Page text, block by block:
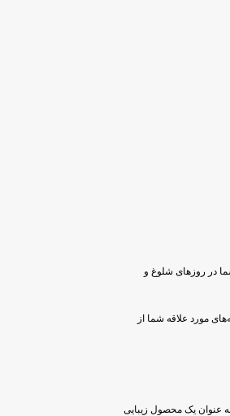
در روزهای شلوغ و
مورد علاقه شما از
عنوان یک محصول زیبایی